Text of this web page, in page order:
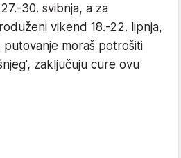
30. svibnja, a za
vikend 18.-22. lipnja,
putovanje moraš potrošiti
zaključuju cure ovu